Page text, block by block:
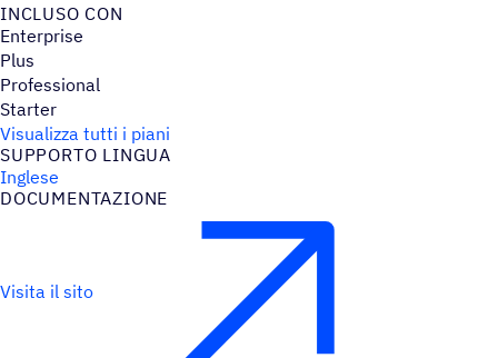
INCLUSO CON
Enterprise
Plus
Professional
Starter
Visualizza tutti i piani
SUPPORTO LINGUA
Inglese
DOCU­MEN­TA­ZIONE
Visita il sito